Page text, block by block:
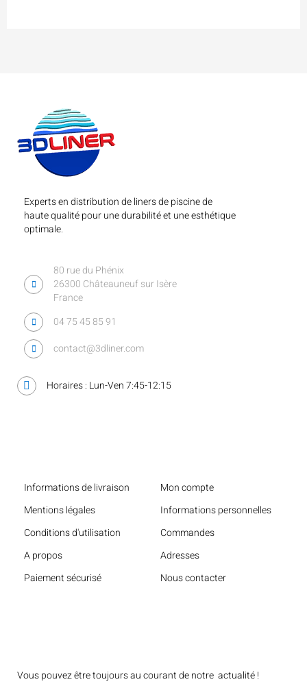
Experts en distribution de liners de piscine de
haute qualité pour une durabilité et une esthétique
optimale.
80 rue du Phénix
26300 Châteauneuf sur Isère
France
04 75 45 85 91
contact@3dliner.com
Horaires : Lun-Ven 7:45-12:15
Informations de livraison
Mentions légales
Conditions d'utilisation
A propos
Paiement sécurisé
Mon compte
Informations personnelles
Commandes
Adresses
Nous contacter
Vous pouvez être toujours au courant de notre actualité !